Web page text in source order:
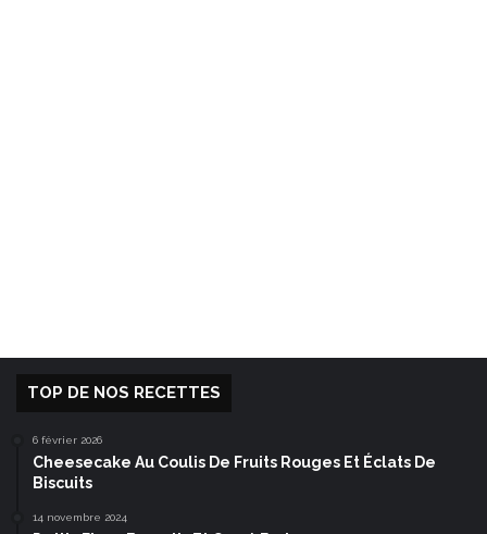
TOP DE NOS RECETTES
6 février 2026
Cheesecake Au Coulis De Fruits Rouges Et Éclats De
Biscuits
14 novembre 2024